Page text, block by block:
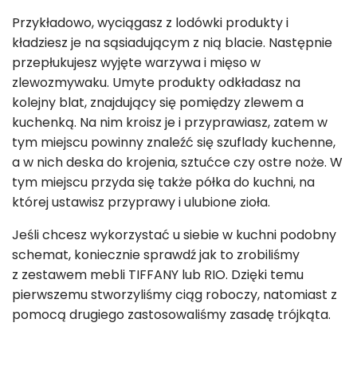
Przykładowo, wyciągasz z lodówki produkty i
kładziesz je na sąsiadującym z nią blacie. Następnie
przepłukujesz wyjęte warzywa i mięso w
zlewozmywaku. Umyte produkty odkładasz na
kolejny blat, znajdujący się pomiędzy zlewem a
kuchenką. Na nim kroisz je i przyprawiasz, zatem w
tym miejscu powinny znaleźć się szuflady kuchenne,
a w nich deska do krojenia, sztućce czy ostre noże. W
tym miejscu przyda się także półka do kuchni, na
której ustawisz przyprawy i ulubione zioła.
Jeśli chcesz wykorzystać u siebie w kuchni podobny
schemat, koniecznie sprawdź jak to zrobiliśmy
z zestawem mebli TIFFANY lub RIO. Dzięki temu
pierwszemu stworzyliśmy ciąg roboczy, natomiast z
pomocą drugiego zastosowaliśmy zasadę trójkąta.